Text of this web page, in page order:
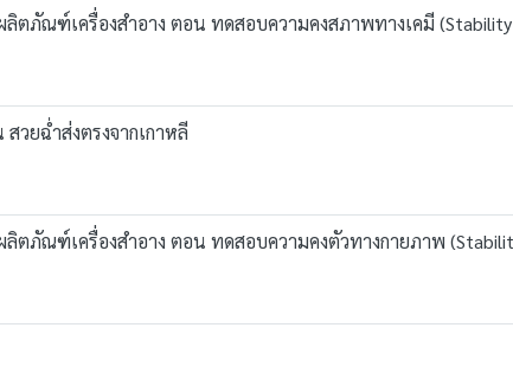
ลิตภัณฑ์เครื่องสำอาง ตอน ทดสอบความคงสภาพทางเคมี
วยฉ่ำส่งตรงจากเกาหลี
ลิตภัณฑ์เครื่องสำอาง ตอน ทดสอบความคงตัวทางกายภาพ